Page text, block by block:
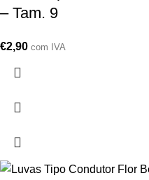
– Tam. 9
€2,90 com IVA